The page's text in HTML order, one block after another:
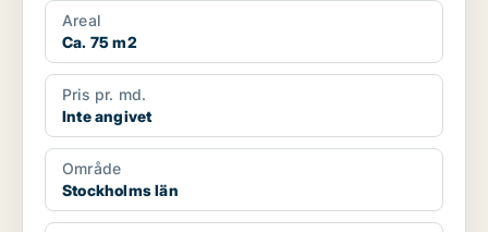
Areal
Ca. 75 m2
Pris pr. md.
Inte angivet
Område
Stockholms län